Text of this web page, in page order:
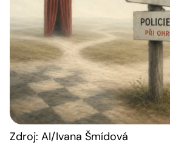
Zdroj: AI/Ivana Šmídová